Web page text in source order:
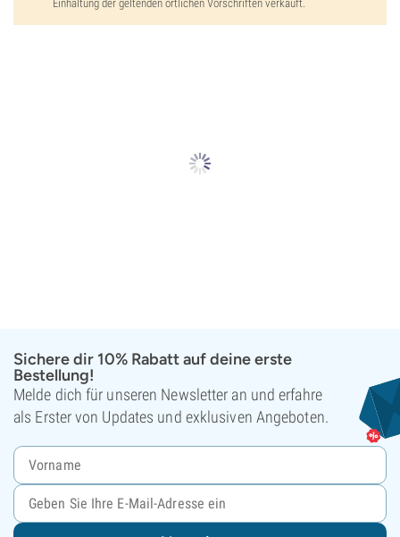
Einhaltung der geltenden örtlichen Vorschriften verkauft.
Sichere dir 10% Rabatt auf deine erste
Bestellung!
Melde dich für unseren Newsletter an und erfahre
als Erster von Updates und exklusiven Angeboten.